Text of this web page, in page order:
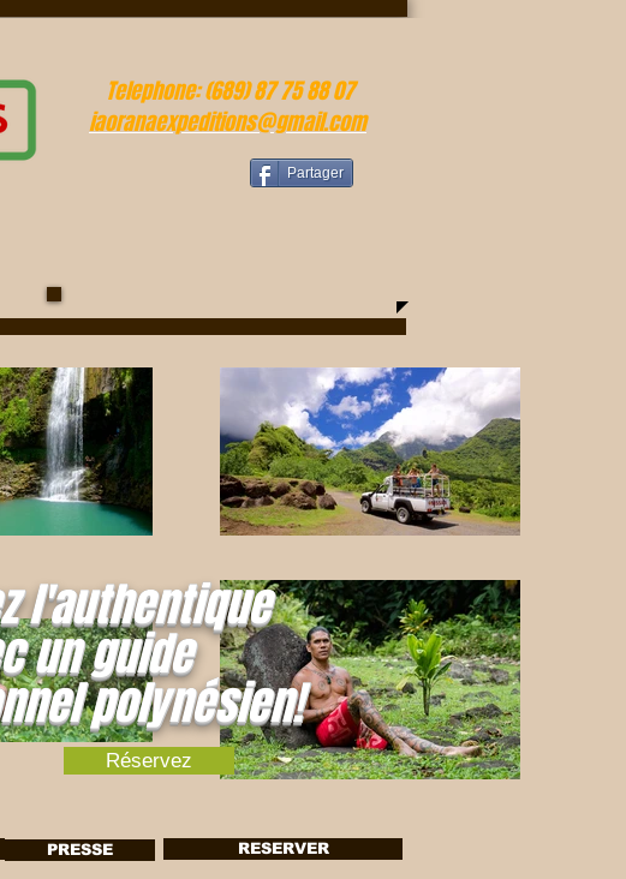
Telephone: (689) 87 75 88 07
iaoranaexpeditions@gmail.com
Partager
l'authentique
un guide
polynésien!
Réservez
PRESSE RESERVER